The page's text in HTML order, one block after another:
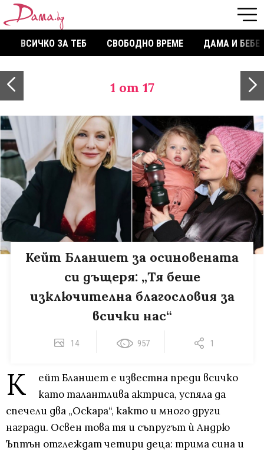
ВСИЧКО ЗА ТЕБ СВОБОДНО ВРЕМЕ ДАМА И БЕБЕ
1 от 17
Кейт Бланшет за осиновената
си дъщеря: „Тя беше
изключителна благословия за
всички нас“
14 957 1
К
ейт Бланшет е известна преди всичко
като талантлива актриса, успяла да
спечели два „Оскара“, както и много други
награди. Освен това тя и съпругът ѝ Андрю
Ъптън отглеждат четири деца: трима сина и